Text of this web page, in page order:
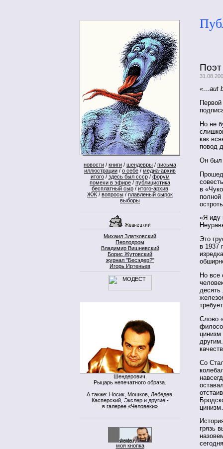
новости / книги / шендевры / письма
иллюстрации / о себе / медиа-архив
итого/ здесь был ссср/ форум
помехи в эфире / публицистика
бесплатный сыр / итого-архив
ЖЖ / вопросы / плавленый сырок
выборы
Михаил Златковский
Перлодром
Владимир Вишневский
Борис Жутовский
журнал "Бесэдер?"
Игорь Иртеньев
Шендерович.
Рыцарь непечатного образа.
А также: Носик, Мошков, Лебедев,
Касперский, Экслер и другие -
в галерее «Человеки»
моя кнопка
«…aut
Но не
как
повод
Он был
в
полной
«Я иду
Это
в 1937
Но все
Слово
цинизм
Со
грязь